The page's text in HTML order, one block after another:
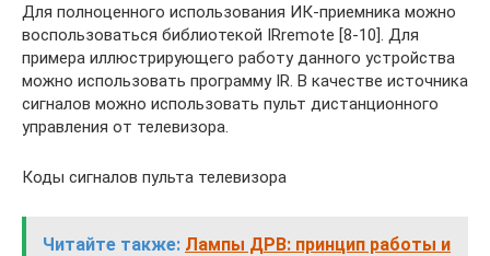
Для полноценного использования ИК-приемника можно
воспользоваться библиотекой IRremote [8-10]. Для
примера иллюстрирующего работу данного устройства
можно использовать программу IR. В качестве источника
сигналов можно использовать пульт дистанционного
управления от телевизора.
Коды сигналов пульта телевизора
Читайте также: Лампы ДРВ: принцип работы и